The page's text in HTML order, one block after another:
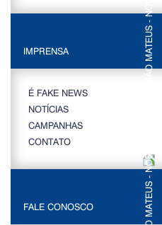
IMPRENSA
É FAKE NEWS
NOTÍCIAS
CAMPANHAS
CONTATO
FALE CONOSCO